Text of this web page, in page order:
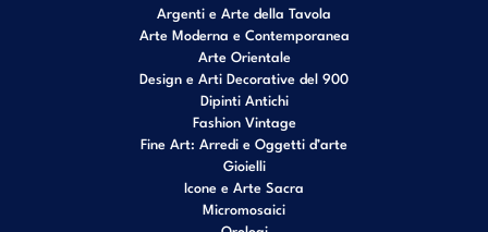
Argenti e Arte della Tavola
Arte Moderna e Contemporanea
Arte Orientale
Design e Arti Decorative del 900
Dipinti Antichi
Fashion Vintage
Fine Art: Arredi e Oggetti d’arte
Gioielli
Icone e Arte Sacra
Micromosaici